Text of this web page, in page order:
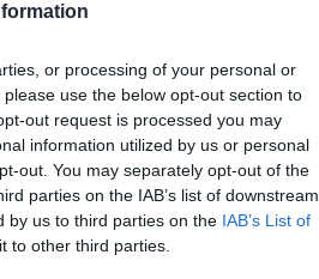
or processing of your personal or
use the below opt-out section to
out request is processed you may
information utilized by us or personal
out. You may separately opt-out of the
parties on the IAB’s list of downstream
by us to third parties on the IAB’s List of
to other third parties.
A